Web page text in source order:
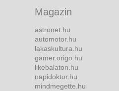
Magazin
astronet.hu
automotor.hu
lakaskultura.hu
gamer.origo.hu
likebalaton.hu
napidoktor.hu
mindmegette.hu